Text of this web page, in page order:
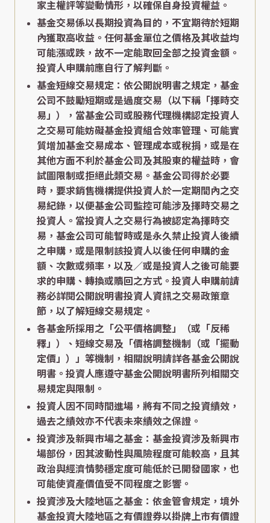
家主權評等變動情形，以確保自身投資權益。
基金交易係以長期投資為目的，不宜期待於短期
內獲取高收益。任何基金單位之價格及其收益均
可能漲或跌，故不一定能取回全部之投資金額。
投資人申購前應自行了解判斷。
基金短線交易規定：依公開說明書之規定，基金
公司不鼓勵短期或是過度交易（以下稱「擇時交
易」），當基金公司或股務代理機構認定投資人
之交易可能妨礙基金投資組合效率管理、可能實
質增加基金交易成本、管理成本或稅捐，或是在
其他方面不利於基金公司及其股東的權益時，會
試圖限制或拒絕此類交易。基金公司得於必要
時，要求銷售機構提供投資人於一定期間內之交
易紀錄，以便基金公司監控可能涉及擇時交易之
投資人。當投資人之交易行為被認定為擇時交
易，基金公司可能暫時或是永久禁止投資人後續
之申購，或是限制該投資人以後任何申購的金
額、次數或頻率，以及／或是投資人之後可能要
求的申購、轉換或贖回之方式。投資人申購前請
務必詳閱公開說明書投資人資訊之交易政策章
節，以了解短線交易規定。
各基金所採用之「公平價格調整」（或「反稀
釋」）、短線交易及「價格調整機制（或「擺動
定價」）」等機制，相關說明請詳各基金公開說
明書。投資人應遵守基金公開說明書所列相關交
易規定與限制。
投資人因不同時間進場，將有不同之投資績效，
過去之績效亦不代表未來績效之保證。
投資涉及新興市場之基金：基金投資涉及新興市
場部份，因其波動性與風險程度可能較高，且其
政治與經濟情勢穩定度可能低於已開發國家，也
可能使資產價值受不同程度之影響。
投資涉及大陸地區之基金：依金管會規定，境外
基金投資大陸地區之有價證券以掛牌上市有價證